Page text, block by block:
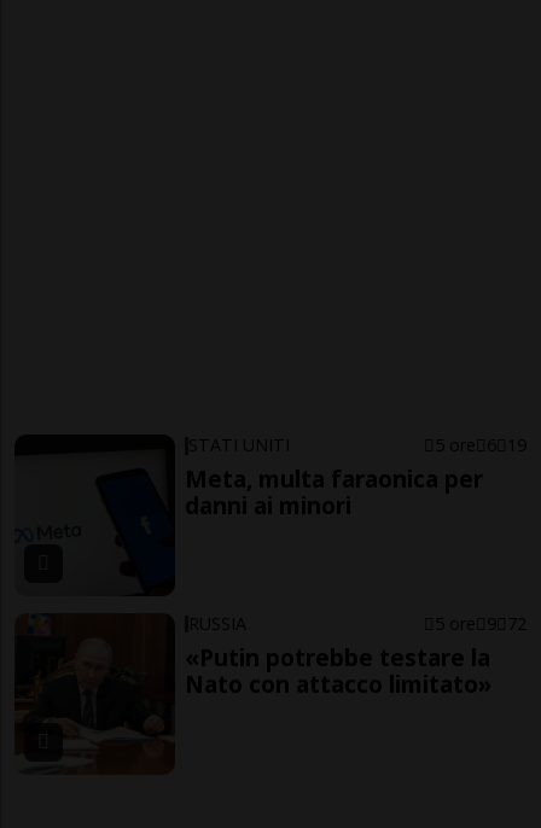
STATI UNITI 5 ore 6 19
Meta, multa faraonica per
danni ai minori
RUSSIA 5 ore 9 72
«Putin potrebbe testare la
Nato con attacco limitato»